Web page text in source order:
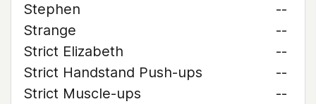
Stephen
--
Strange
--
Strict Elizabeth
--
Strict Handstand Push-ups
--
Strict Muscle-ups
--